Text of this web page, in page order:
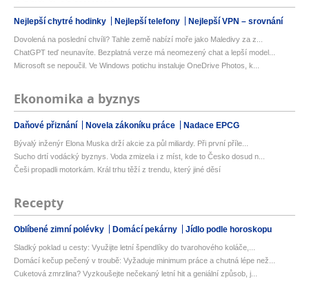
Nejlepší chytré hodinky Nejlepší telefony Nejlepší VPN – srovnání
Dovolená na poslední chvíli? Tahle země nabízí moře jako Maledivy za z...
ChatGPT teď neunavíte. Bezplatná verze má neomezený chat a lepší model...
Microsoft se nepoučil. Ve Windows potichu instaluje OneDrive Photos, k...
Ekonomika a byznys
Daňové přiznání Novela zákoníku práce Nadace EPCG
Bývalý inženýr Elona Muska drží akcie za půl miliardy. Při první příle...
Sucho drtí vodácký byznys. Voda zmizela i z míst, kde to Česko dosud n...
Češi propadli motorkám. Král trhu těží z trendu, který jiné děsí
Recepty
Oblíbené zimní polévky Domácí pekárny Jídlo podle horoskopu
Sladký poklad u cesty: Využijte letní špendlíky do tvarohového koláče,...
Domácí kečup pečený v troubě: Vyžaduje minimum práce a chutná lépe než...
Cuketová zmrzlina? Vyzkoušejte nečekaný letní hit a geniální způsob, j...